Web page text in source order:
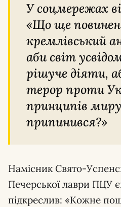
У соцмережах
Що ще
кремлівський
аби світ
рішуче діяти,
терор проти
принципів миру
припинився?
Намісник Свято-
Печерської лаври ПЦУ
підкреслив:
Кожне